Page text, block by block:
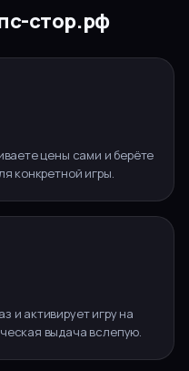
стор.рф
цены сами и берёте
конкретной игры.
и активирует игру на
выдача вслепую.